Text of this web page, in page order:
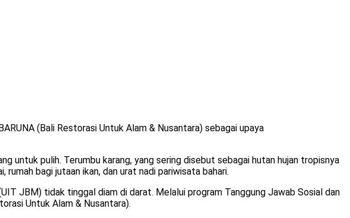
(Bali Restorasi Untuk Alam & Nusantara) sebagai upaya
untuk pulih. Terumbu karang, yang sering disebut sebagai hutan hujan tropisnya
rumah bagi jutaan ikan, dan urat nadi pariwisata bahari.
JBM) tidak tinggal diam di darat. Melalui program Tanggung Jawab Sosial dan
Untuk Alam & Nusantara).